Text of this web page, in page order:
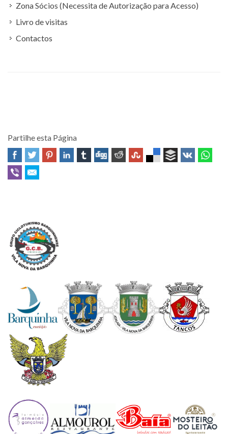
Zona Sócios (Necessita de Autorização para Acesso)
Livro de visitas
Contactos
Partilhe esta Página